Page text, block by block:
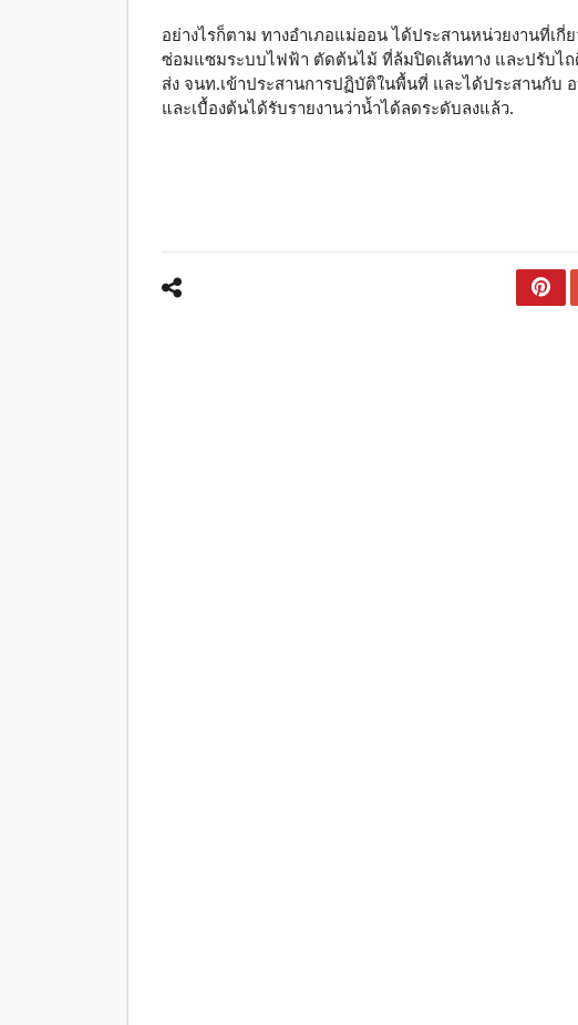
อย่างไรก็ตาม ทางอำเภอแม่ออน ได้ประสานหน่วยงานที่เกี่
ซ่อมแซมระบบไฟฟ้า ตัดต้นไม้ ที่ล้มปิดเส้นทาง และปรับไ
ส่ง จนท.เข้าประสานการปฏิบัติในพื้นที่ และได้ประสานกับ อ
และเบื้องต้นได้รับรายงานว่าน้ำได้ลดระดับลงแล้ว.